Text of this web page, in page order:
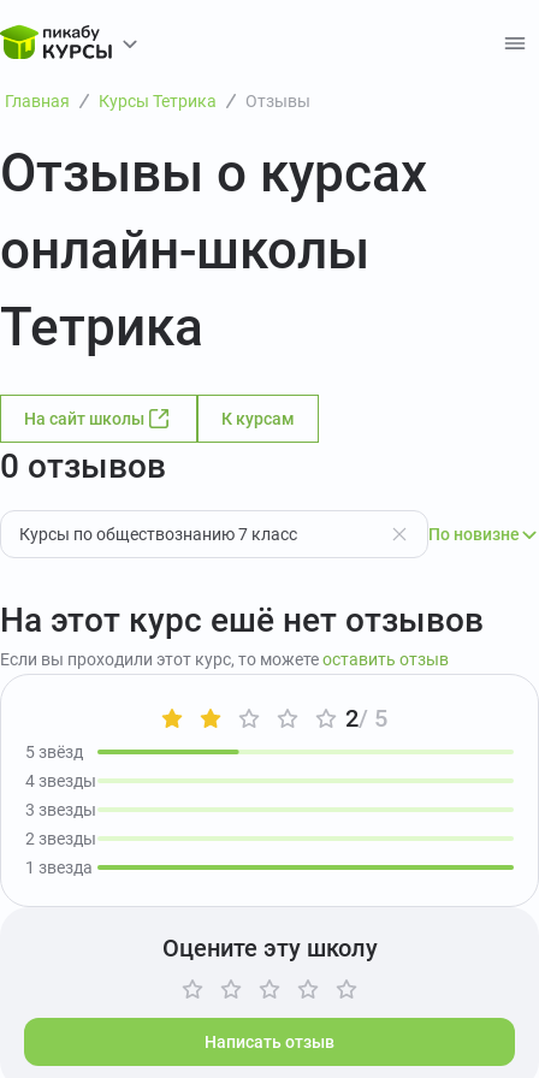
Главная Курсы Тетрика Отзывы
Отзывы о курсах
онлайн-школы
Тетрика
На сайт школы К курсам
0 отзывов
Курсы по обществознанию 7 класс По новизне
На этот курс ешё нет отзывов
Если вы проходили этот курс, то можетеоставить отзыв
2/ 5
5 звёзд
4 звезды
3 звезды
2 звезды
1 звезда
Оцените эту школу
Написать отзыв